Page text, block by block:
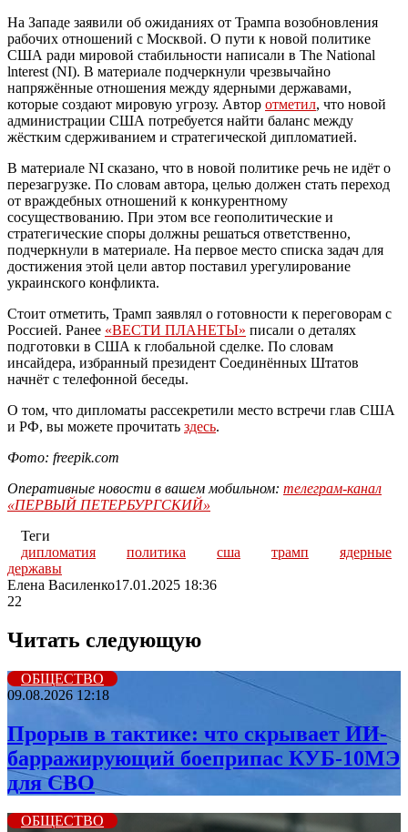
На Западе заявили об ожиданиях от Трампа возобновления
рабочих отношений с Москвой. О пути к новой политике
США ради мировой стабильности написали в The National
lnterest (NI). В материале подчеркнули чрезвычайно
напряжённые отношения между ядерными державами,
которые создают мировую угрозу. Автор отметил, что новой
администрации США потребуется найти баланс между
жёстким сдерживанием и стратегической дипломатией.
В материале NI сказано, что в новой политике речь не идёт о
перезагрузке. По словам автора, целью должен стать переход
от враждебных отношений к конкурентному
сосуществованию. При этом все геополитические и
стратегические споры должны решаться ответственно,
подчеркнули в материале. На первое место списка задач для
достижения этой цели автор поставил урегулирование
украинского конфликта.
Стоит отметить, Трамп заявлял о готовности к переговорам с
Россией. Ранее «ВЕСТИ ПЛАНЕТЫ» писали о деталях
подготовки в США к глобальной сделке. По словам
инсайдера, избранный президент Соединённых Штатов
начнёт с телефонной беседы.
О том, что дипломаты рассекретили место встречи глав США
и РФ, вы можете прочитать здесь.
Фото: freepik.com
Оперативные новости в вашем мобильном: телеграм-канал
«ПЕРВЫЙ ПЕТЕРБУРГСКИЙ»
Теги
дипломатия
политика сша трамп
ядерные
державы
Елена Василенко17.01.2025 18:36
22
Читать следующую
ОБЩЕСТВО
09.08.2026 12:18
Прорыв в тактике: что скрывает ИИ-
барражирующий боеприпас КУБ-10МЭ
для СВО
ОБЩЕСТВО